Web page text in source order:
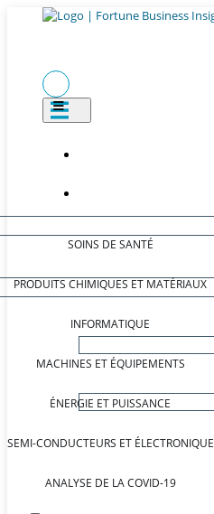
SOINS DE SANTÉ
PRODUITS CHIMIQUES ET MATÉRIAUX
INFORMATIQUE
MACHINES ET ÉQUIPEMENTS
ÉNERGIE ET PUISSANCE
SEMI-CONDUCTEURS ET ÉLECTRONIQUE
ANALYSE DE LA COVID-19